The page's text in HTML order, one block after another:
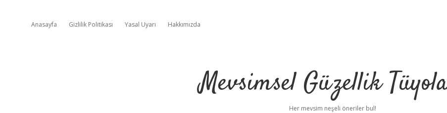
Anasayfa Gizlilik Politikası Yasal Uyarı Hakkımızda
Mevsimsel Güzellik
Her mevsim neşeli öneriler bul!